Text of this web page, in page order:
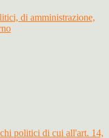
di amministrazione,
politici di cui all'art. 14,